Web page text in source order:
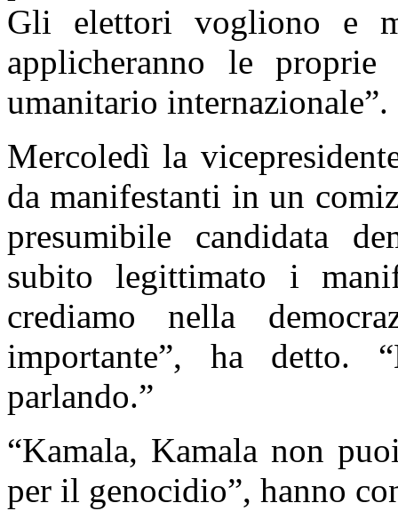
Gli elettori vogliono e
applicheranno le
umanitario internazionale”.
Mercoledì la
da manifestanti in un
presumibile candidata
subito legittimato i
crediamo nella
importante”, ha detto.
parlando.”
“Kamala, Kamala non
per il genocidio”, hanno